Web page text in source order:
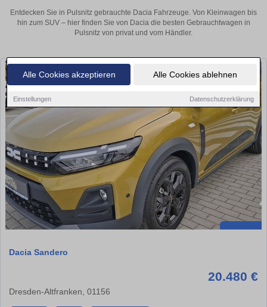
Alle Cookies akzeptieren Alle Cookies ablehnen
Einstellungen Datenschutzerklärung
Entdecken Sie in Pulsnitz gebrauchte Dacia Fahrzeuge. Von Kleinwagen bis
hin zum SUV – hier finden Sie von Dacia die besten Gebrauchtwagen in
Pulsnitz von privat und vom Händler.
Dacia Sandero
20.480 €
Dresden-Altfranken, 01156